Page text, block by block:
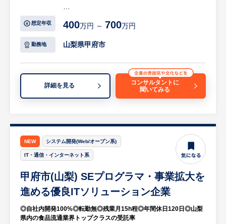
安定性
・上場グループの安定した経営基盤のもと
で、腰を据えて長期的なキャリアを築くこと
ができます。
工場立ち上げという貴重なフェーズに携わる
チャンスがあります。
・工場の“要”を支える重要なポジションとし
◎スキルを活かせる！手厚い評価と生活・キ
ャリア支援
・これまでの経験をしっかりと評価し、スキ
ルに応じた業務からスムーズにスタートでき
ます。
士など、お持ちの専門資格を存分に活かせる
・システム営業（企画、提案、見積などシス
テム提案に関する営業）
ー、PC、周辺機器その他）
※詳細は面談時にお伝えします
○ 山梨県内トップクラスのシェア×事業拡大
中
・食品流通業界をはじめとする受託率におい
て県内トップクラスの実績を持つITソリュー
ション企業です。
・神奈川支店の展開や2026年3月の新自社ビ
す。
想定年収 400万円 ～ 700万円
勤務地 山梨県甲府市
詳細を見る
コンサルタントに
聞いてみる
NEW システム開発(Web/オープン系)
IT・通信・インターネット系
甲府市(山梨) SEプログラマ・事業拡大を
進める優良ITソリューション企業
◎自社内開発100%◎転勤無◎残業月15h程◎年間休日120日◎山梨
県内の食品流通業界トップクラスの受託率